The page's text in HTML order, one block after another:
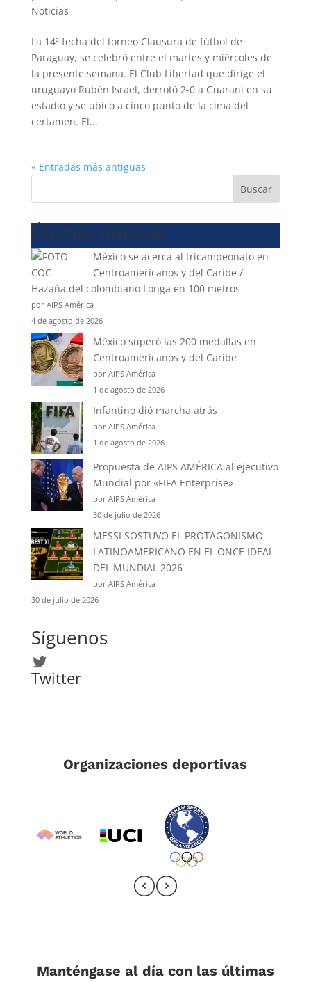
Noticias
La 14ª fecha del torneo Clausura de fútbol de
Paraguay, se celebró entre el martes y miércoles de
la presente semana. El Club Libertad que dirige el
uruguayo Rubén Israel, derrotó 2-0 a Guaraní en su
estadio y se ubicó a cinco punto de la cima del
certamen. El...
« Entradas más antiguas
Buscar
Últimas noticias
México se acerca al tricampeonato en
Centroamericanos y del Caribe /
Hazaña del colombiano Longa en 100 metros
por AIPS América
4 de agosto de 2026
México superó las 200 medallas en
Centroamericanos y del Caribe
por AIPS América
1 de agosto de 2026
Infantino dió marcha atrás
por AIPS América
1 de agosto de 2026
Propuesta de AIPS AMÉRICA al ejecutivo
Mundial por «FIFA Enterprise»
por AIPS América
30 de julio de 2026
MESSI SOSTUVO EL PROTAGONISMO
LATINOAMERICANO EN EL ONCE IDEAL
DEL MUNDIAL 2026
por AIPS América
30 de julio de 2026
Síguenos
Twitter
Twitter
Organizaciones deportivas
Manténgase al día con las últimas